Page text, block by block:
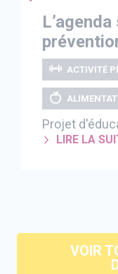
ACTIVITÉ
Projet
LIRE LA
VOIR